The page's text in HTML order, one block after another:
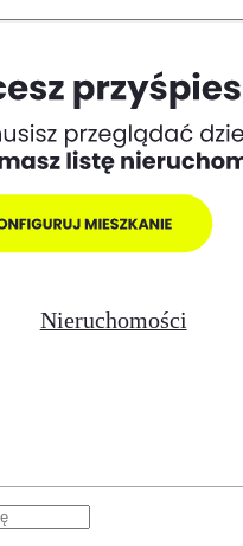
Nieruchomości